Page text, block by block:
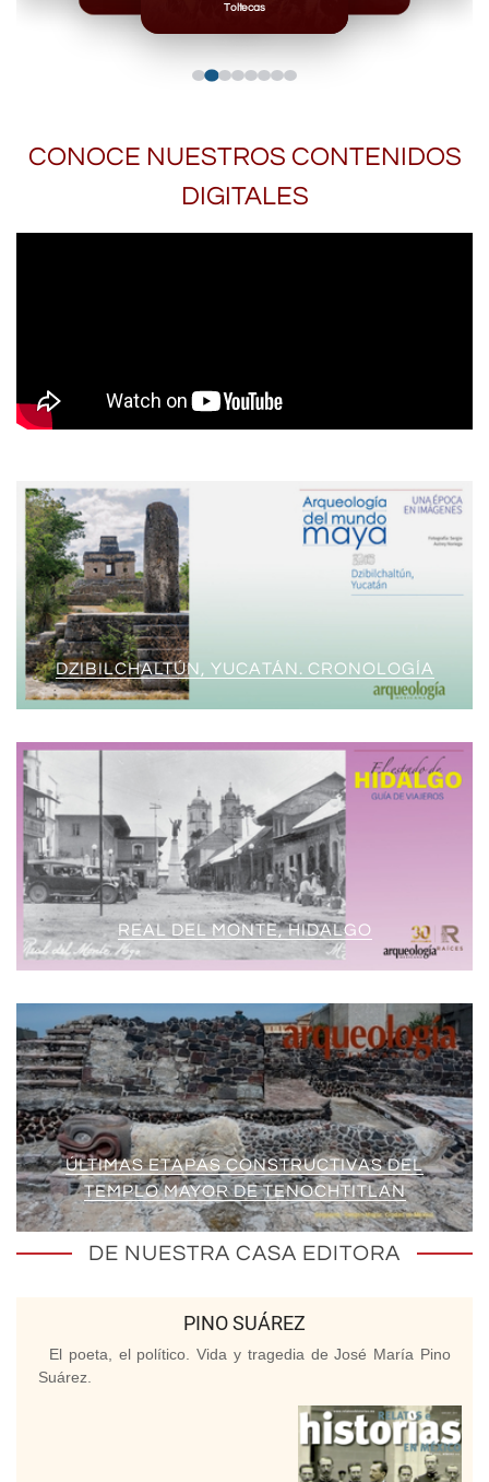
Toltecas
CONOCE NUESTROS CONTENIDOS
DIGITALES
DZIBILCHALTÚN, YUCATÁN. CRONOLOGÍA
REAL DEL MONTE, HIDALGO
ÚLTIMAS ETAPAS CONSTRUCTIVAS DEL
TEMPLO MAYOR DE TENOCHTITLAN
DE NUESTRA CASA EDITORA
PINO SUÁREZ
El poeta, el político. Vida y tragedia de José María Pino
Suárez.